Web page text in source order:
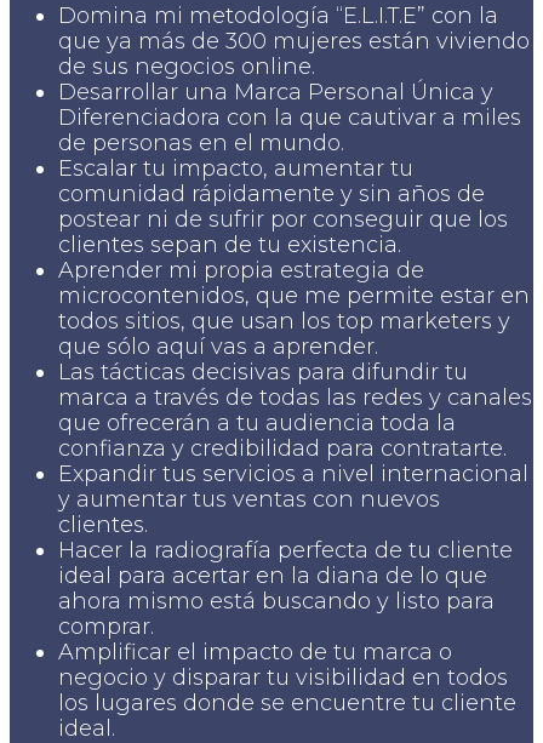
Domina mi metodología “E.L.I.T.E” con la
que ya más de 300 mujeres están viviendo
de sus negocios online.
Desarrollar una Marca Personal Única y
Diferenciadora con la que cautivar a miles
de personas en el mundo.
Escalar tu impacto, aumentar tu
comunidad rápidamente y sin años de
postear ni de sufrir por conseguir que los
clientes sepan de tu existencia.
Aprender mi propia estrategia de
microcontenidos, que me permite estar en
todos sitios, que usan los top marketers y
que sólo aquí vas a aprender.
Las tácticas decisivas para difundir tu
marca a través de todas las redes y canales
que ofrecerán a tu audiencia toda la
confianza y credibilidad para contratarte.
Expandir tus servicios a nivel internacional
y aumentar tus ventas con nuevos
clientes.
Hacer la radiografía perfecta de tu cliente
ideal para acertar en la diana de lo que
ahora mismo está buscando y listo para
comprar.
Amplificar el impacto de tu marca o
negocio y disparar tu visibilidad en todos
los lugares donde se encuentre tu cliente
ideal.